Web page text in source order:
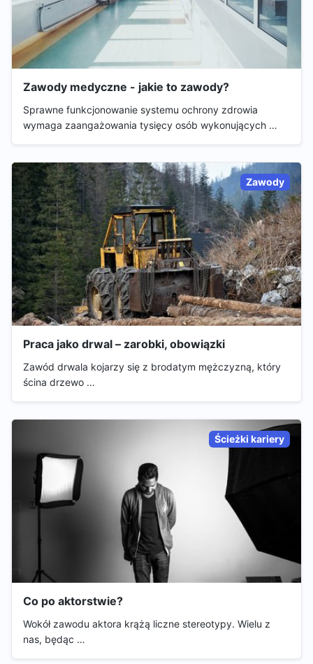
Zawody medyczne - jakie to zawody?
Sprawne funkcjonowanie systemu ochrony zdrowia
wymaga zaangażowania tysięcy osób wykonujących …
Zawody
Praca jako drwal – zarobki, obowiązki
Zawód drwala kojarzy się z brodatym mężczyzną, który
ścina drzewo …
Ścieżki kariery
Co po aktorstwie?
Wokół zawodu aktora krążą liczne stereotypy. Wielu z
nas, będąc …